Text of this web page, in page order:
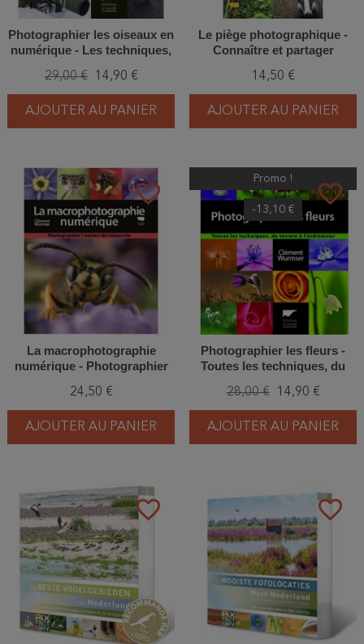
Photographier les oiseaux en
numérique - Les techniques,
29,00 € 14,90 €
AJOUTER AU PANIER
Le piège photographique -
Connaître et partager
14,50 €
AJOUTER AU PANIER
favorite_border
La macrophotographie
numérique - Photographier
24,50 €
AJOUTER AU PANIER
favorite_border
Promo !
-13,10 €
Photographier les fleurs -
Toutes les techniques, du
28,00 € 14,90 €
AJOUTER AU PANIER
favorite_border favorite_border